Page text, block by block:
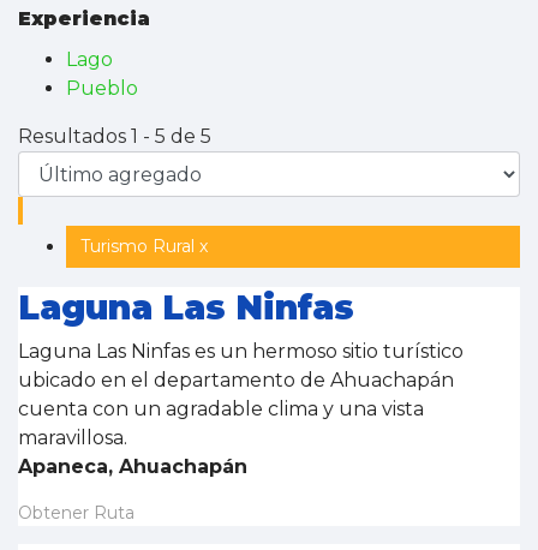
Experiencia
Lago
Pueblo
Resultados 1 - 5 de 5
Turismo Rural x
Laguna Las Ninfas
Laguna Las Ninfas es un hermoso sitio turístico
ubicado en el departamento de Ahuachapán
cuenta con un agradable clima y una vista
maravillosa.
Apaneca, Ahuachapán
Obtener Ruta